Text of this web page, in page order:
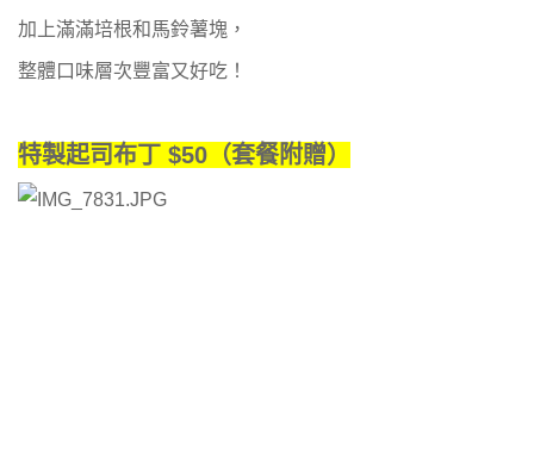
加上滿滿培根和馬鈴薯塊，
整體口味層次豐富又好吃！
特製起司布丁 $50（套餐附贈）